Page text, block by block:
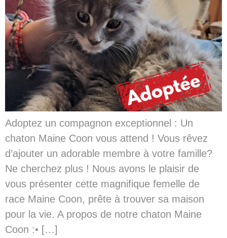
Adoptez un compagnon exceptionnel : Un
chaton Maine Coon vous attend ! Vous rêvez
d’ajouter un adorable membre à votre famille?
Ne cherchez plus ! Nous avons le plaisir de
vous présenter cette magnifique femelle de
race Maine Coon, prête à trouver sa maison
pour la vie. A propos de notre chaton Maine
Coon :• […]